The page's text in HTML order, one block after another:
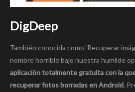
DigDeep
También conocida como ‘Recuperar
nombre horrible bajo nuestra humilde
aplicacióntotalmente gratuita con la
recuperar fotos borradas en Android.